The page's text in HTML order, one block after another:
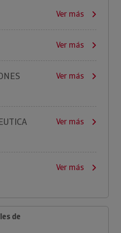
Ver más
Ver más
Ver más
Ver más
Ver más
de